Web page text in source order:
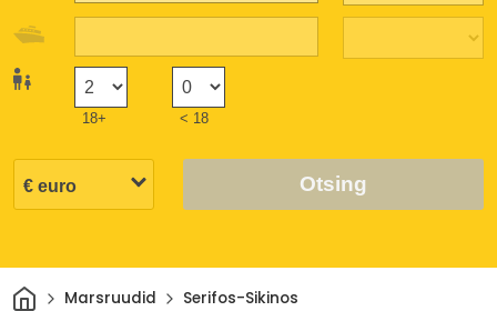
18+ < 18
Otsing
Avaleht
Marsruudid Serifos-Sikinos